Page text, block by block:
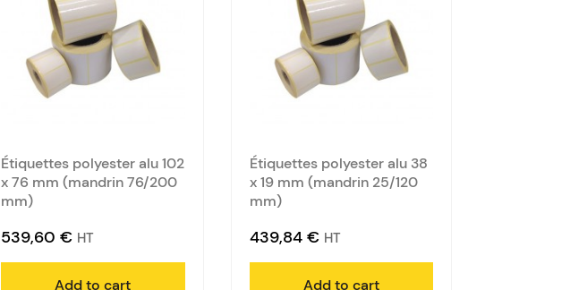
Étiquettes polyester alu 102
x 76 mm (mandrin 76/200
mm)
539,60 € HT
Add to cart
Étiquettes polyester alu 38
x 19 mm (mandrin 25/120
mm)
439,84 € HT
Add to cart